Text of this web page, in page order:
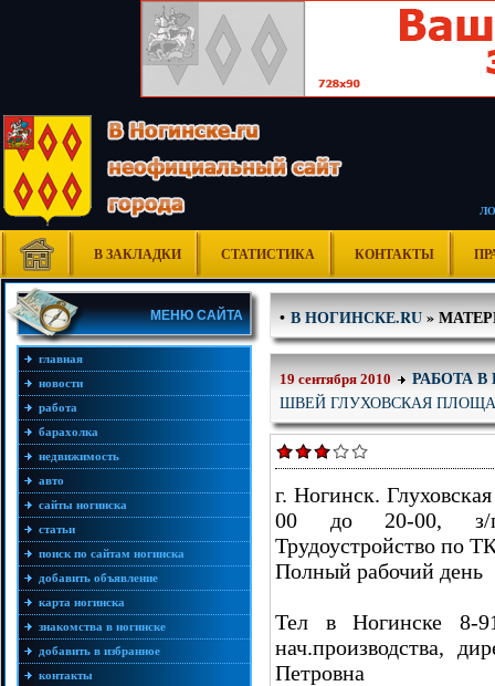
В ЗАКЛАДКИ СТАТИСТИКА КОНТАКТЫ
МЕНЮ САЙТА
главная
новости
работа
барахолка
недвижимость
авто
сайты ногинска
статьи
поиск по сайтам ногинска
добавить объявление
карта ногинска
знакомства в ногинске
добавить в избранное
контакты
•В НОГИНСКЕ.RU»
19 сентября 2010 РАБОТА
ШВЕЙ ГЛУХОВСКАЯ
г. Ногинск.
00 до 20-00, з/п
Трудоустройство по
Полный рабочий день
Тел в Ногинске 8-
нач.производства,
Петровна